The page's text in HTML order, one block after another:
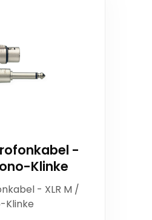
-
Klinke
- XLR M /
Klinke